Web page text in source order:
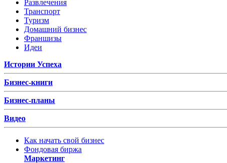
Развлечения
Транспорт
Туризм
Домашний бизнес
Франшизы
Идеи
Истории Успеха
Бизнес-книги
Бизнес-планы
Видео
Как начать свой бизнес
Фондовая биржа
Маркетинг